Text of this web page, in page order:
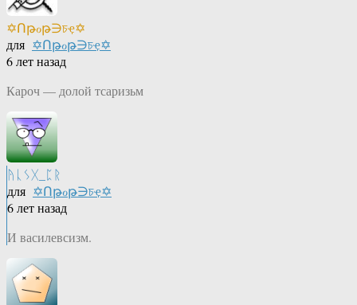
✡Ոթℴթ∋চҿ✡
для ✡Ոթℴթ∋চҿ✡
6 лет назад
Кароч — долой тсаризьм
ᚤᚳᛊᚷ_ᛈᚱ
для ✡Ոթℴթ∋চҿ✡
6 лет назад
И василевсизм.